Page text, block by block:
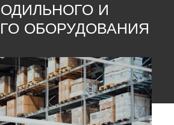
И
ОБОРУДОВАНИЯ